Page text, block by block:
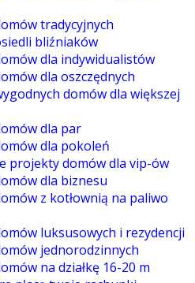
tradycyjnych
bliźniaków
dla indywidualistów
dla oszczędnych
domów dla większej
dla par
dla pokoleń
projekty domów dla vip-ów
dla biznesu
z kotłownią na paliwo
luksusowych i rezydencji
jednorodzinnych
na działkę 16-20 m